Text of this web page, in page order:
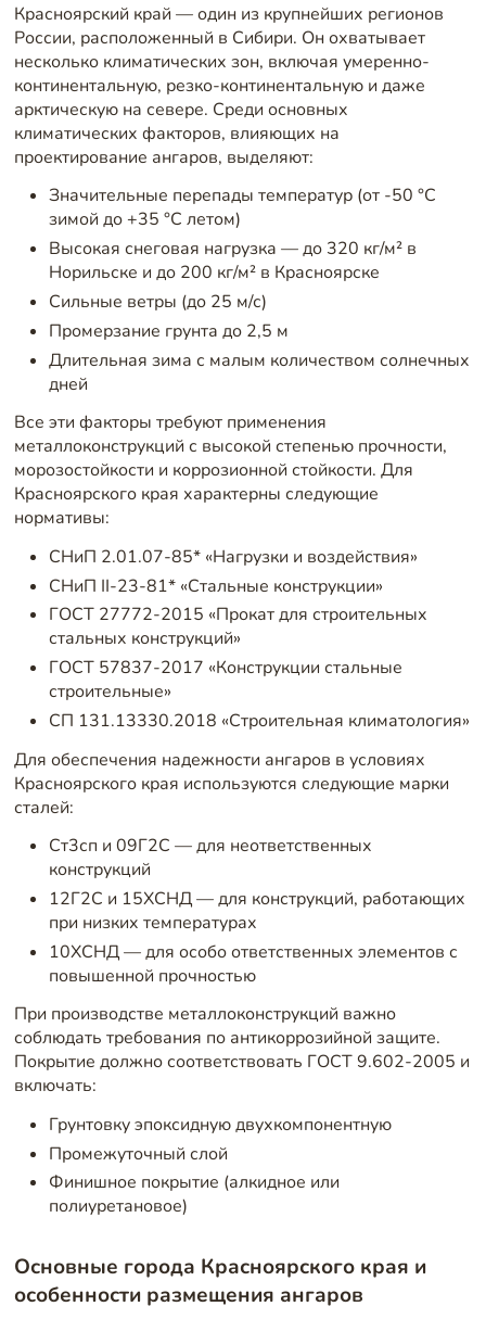
Красноярский край — один из крупнейших регионов
России, расположенный в Сибири. Он охватывает
несколько климатических зон, включая умеренно-
континентальную, резко-континентальную и даже
арктическую на севере. Среди основных
климатических факторов, влияющих на
проектирование ангаров, выделяют:
Значительные перепады температур (от -50 °C
зимой до +35 °C летом)
Высокая снеговая нагрузка — до 320 кг/м² в
Норильске и до 200 кг/м² в Красноярске
Сильные ветры (до 25 м/с)
Промерзание грунта до 2,5 м
Длительная зима с малым количеством солнечных
дней
Все эти факторы требуют применения
металлоконструкций с высокой степенью прочности,
морозостойкости и коррозионной стойкости. Для
Красноярского края характерны следующие
нормативы:
СНиП 2.01.07-85* «Нагрузки и воздействия»
СНиП II-23-81* «Стальные конструкции»
ГОСТ 27772-2015 «Прокат для строительных
стальных конструкций»
ГОСТ 57837-2017 «Конструкции стальные
строительные»
СП 131.13330.2018 «Строительная климатология»
Для обеспечения надежности ангаров в условиях
Красноярского края используются следующие марки
сталей:
Ст3сп и 09Г2С — для неответственных
конструкций
12Г2С и 15ХСНД — для конструкций, работающих
при низких температурах
10ХСНД — для особо ответственных элементов с
повышенной прочностью
При производстве металлоконструкций важно
соблюдать требования по антикоррозийной защите.
Покрытие должно соответствовать ГОСТ 9.602-2005 и
включать:
Грунтовку эпоксидную двухкомпонентную
Промежуточный слой
Финишное покрытие (алкидное или
полиуретановое)
Основные города Красноярского края и
особенности размещения ангаров